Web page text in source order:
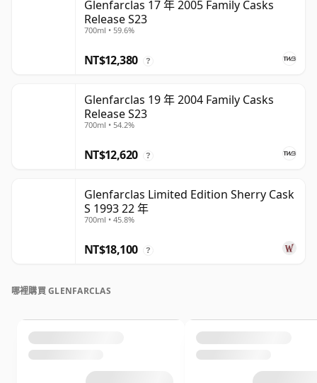
Glenfarclas 17 年 2005 Family Casks
Release S23
700ml • 59.6%
NT$12,380 ?
Glenfarclas 19 年 2004 Family Casks
Release S23
700ml • 54.2%
NT$12,620 ?
Glenfarclas Limited Edition Sherry Cask
S 1993 22 年
700ml • 45.8%
NT$18,100 ?
哪裡購買 GLENFARCLAS